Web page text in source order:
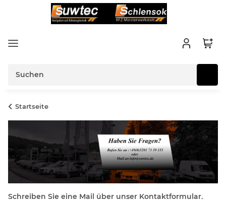
Startseite
Schreiben Sie eine Mail über unser Kontaktformular.